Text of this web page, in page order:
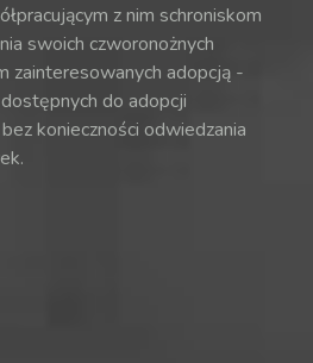
z nim schroniskom
swoich czworonożnych
zainteresowanych adopcją -
do adopcji
konieczności odwiedzania